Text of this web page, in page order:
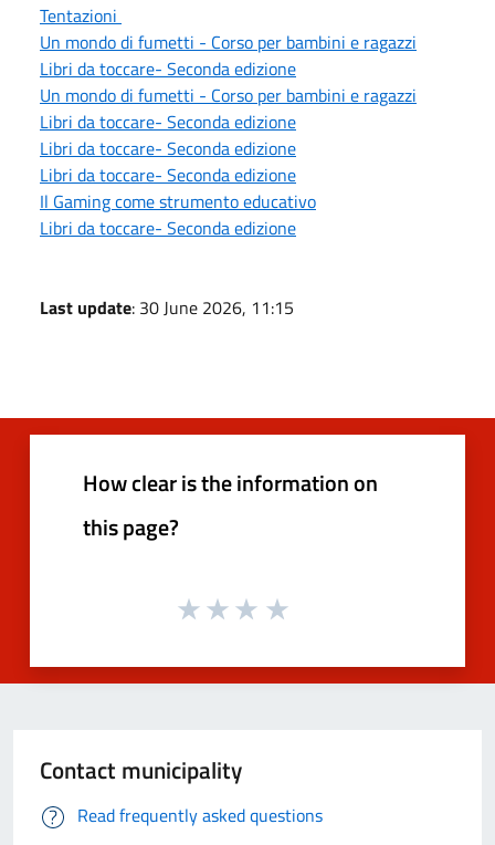
Tentazioni
Un mondo di fumetti - Corso per bambini e ragazzi
Libri da toccare- Seconda edizione
Un mondo di fumetti - Corso per bambini e ragazzi
Libri da toccare- Seconda edizione
Libri da toccare- Seconda edizione
Libri da toccare- Seconda edizione
Il Gaming come strumento educativo
Libri da toccare- Seconda edizione
Last update: 30 June 2026, 11:15
How clear is the information on
this page?
Contact municipality
Read frequently asked questions